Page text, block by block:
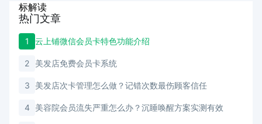
热门文章
1 云上铺微信会员卡特色功能介绍
2 美发店免费会员卡系统
3 美发店次卡管理怎么做？记错次数最伤顾客信任
4 美容院会员流失严重怎么办？沉睡唤醒方案实测有效